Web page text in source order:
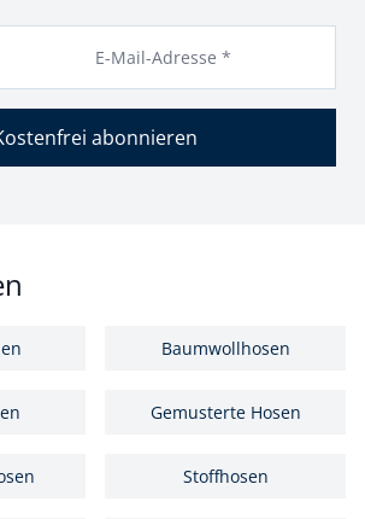
E-Mail-Adresse *
abonnieren
Baumwollhosen
Gemusterte Hosen
Stoffhosen